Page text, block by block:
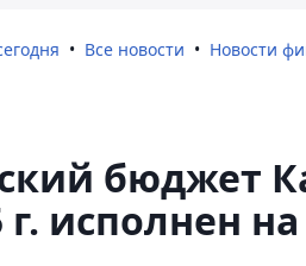
Все новости Новости
бюджет
исполнен на